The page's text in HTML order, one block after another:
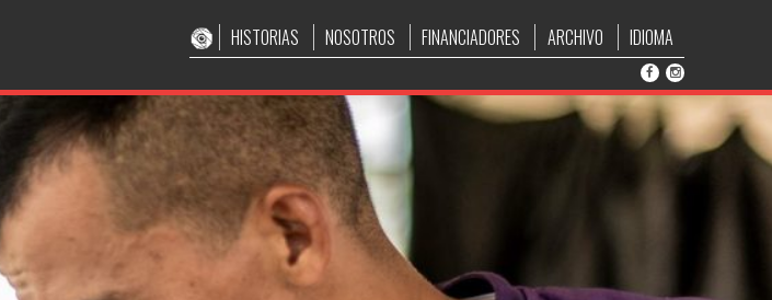
HISTORIAS NOSOTROS FINANCIADORES ARCHIVO IDIOMA